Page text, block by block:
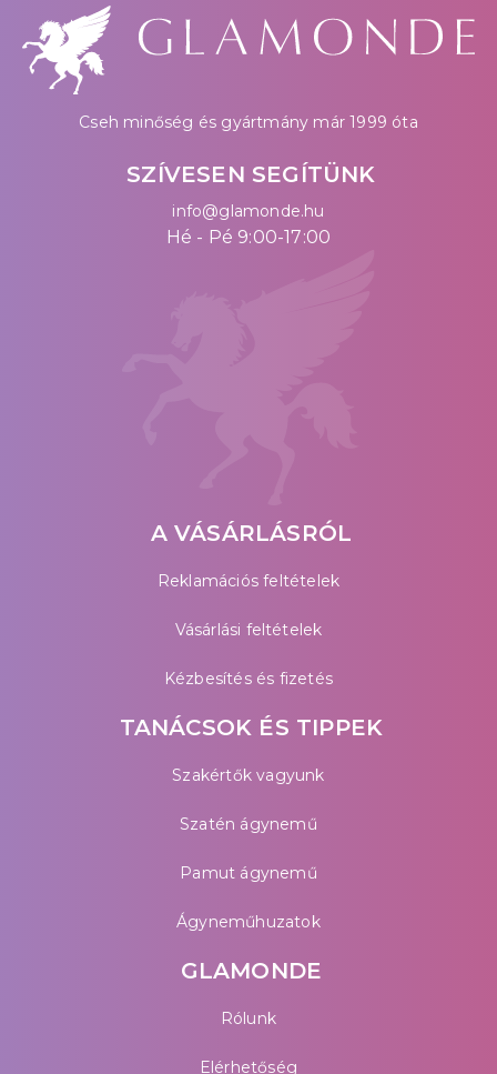
Cseh minőség és gyártmány már 1999 óta
SZÍVESEN SEGÍTÜNK
info@glamonde.hu
Hé - Pé 9:00-17:00
A VÁSÁRLÁSRÓL
Reklamációs feltételek
Vásárlási feltételek
Kézbesítés és fizetés
TANÁCSOK ÉS TIPPEK
Szakértők vagyunk
Szatén ágynemű
Pamut ágynemű
Ágyneműhuzatok
GLAMONDE
Rólunk
Elérhetőség